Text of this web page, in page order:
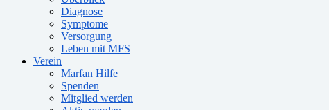
Diagnose
Symptome
Versorgung
Leben mit MFS
Verein
Marfan Hilfe
Spenden
Mitglied werden